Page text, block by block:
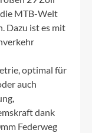
MTB-Welt
Dazu ist es mit
optimal für
auch
dank
Federweg